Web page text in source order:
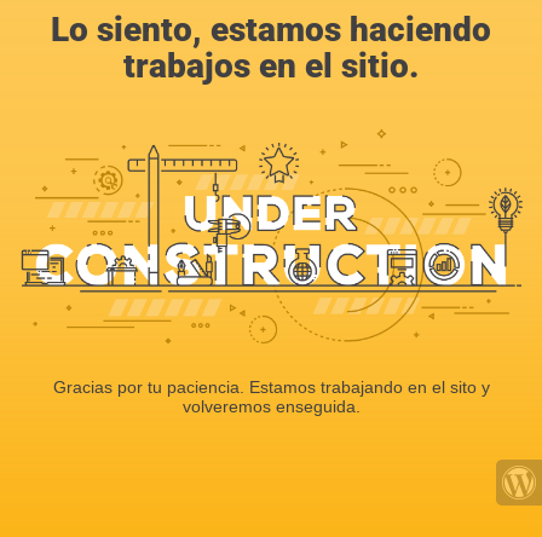
Lo siento, estamos haciendo
trabajos en el sitio.
Gracias por tu paciencia. Estamos trabajando en el sito y
volveremos enseguida.